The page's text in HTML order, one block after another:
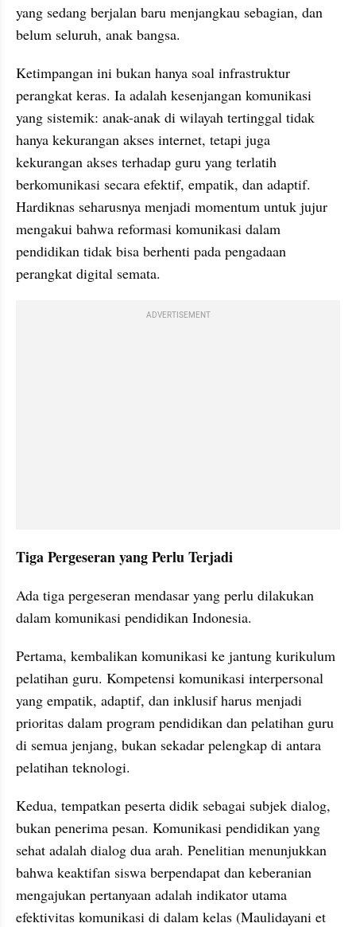
yang sedang berjalan baru menjangkau sebagian, dan
belum seluruh, anak bangsa.
Ketimpangan ini bukan hanya soal infrastruktur
perangkat keras. Ia adalah kesenjangan komunikasi
yang sistemik: anak-anak di wilayah tertinggal tidak
hanya kekurangan akses internet, tetapi juga
kekurangan akses terhadap guru yang terlatih
berkomunikasi secara efektif, empatik, dan adaptif.
Hardiknas seharusnya menjadi momentum untuk jujur
mengakui bahwa reformasi komunikasi dalam
pendidikan tidak bisa berhenti pada pengadaan
perangkat digital semata.
ADVERTISEMENT
Tiga Pergeseran yang Perlu Terjadi
Ada tiga pergeseran mendasar yang perlu dilakukan
dalam komunikasi pendidikan Indonesia.
Pertama, kembalikan komunikasi ke jantung kurikulum
pelatihan guru. Kompetensi komunikasi interpersonal
yang empatik, adaptif, dan inklusif harus menjadi
prioritas dalam program pendidikan dan pelatihan guru
di semua jenjang, bukan sekadar pelengkap di antara
pelatihan teknologi.
Kedua, tempatkan peserta didik sebagai subjek dialog,
bukan penerima pesan. Komunikasi pendidikan yang
sehat adalah dialog dua arah. Penelitian menunjukkan
bahwa keaktifan siswa berpendapat dan keberanian
mengajukan pertanyaan adalah indikator utama
efektivitas komunikasi di dalam kelas (Maulidayani et